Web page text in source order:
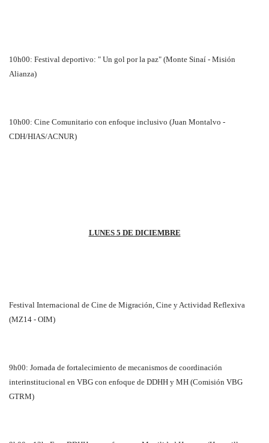
10h00: Festival deportivo: " Un gol por la paz" (Monte Sinaí - Misión
Alianza)
10h00: Cine Comunitario con enfoque inclusivo (Juan Montalvo -
CDH/HIAS/ACNUR)
LUNES 5 DE DICIEMBRE
Festival Internacional de Cine de Migración, Cine y Actividad Reflexiva
(MZ14 - OIM)
9h00: Jornada de fortalecimiento de mecanismos de coordinación
interinstitucional en VBG con enfoque de DDHH y MH (Comisión VBG
GTRM)